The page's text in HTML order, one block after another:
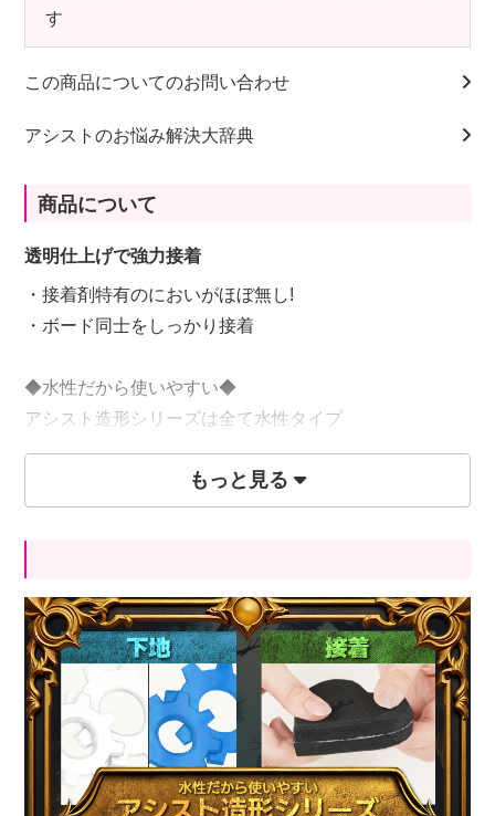
す
この商品についてのお問い合わせ
アシストのお悩み解決大辞典
商品について
透明仕上げで強力接着
・接着剤特有のにおいがほぼ無し!
・ボード同士をしっかり接着
◆水性だから使いやすい◆
アシスト造形シリーズは全て水性タイプ
においが少なく、室内作業でも快適!
水で洗えるから後片づけもカンタン♪
・プロ級の仕上がり
・艶で魅せて綺麗に長持ち「水性トップ」
・塗布や布張りに便利「シリコンハケ」
もっと見る